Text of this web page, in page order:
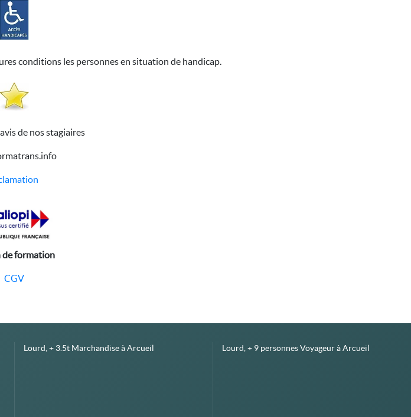
conditions les personnes en situation de handicap.
de nos stagiaires
de formation
CGV
Lourd, + 3.5t Marchandise à Arcueil Lourd, + 9 personnes Voyageur à Arcueil